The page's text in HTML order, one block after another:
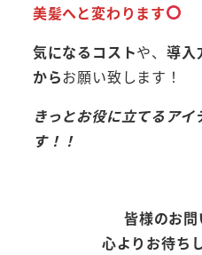
美髪へと変わります
気になるコストや、導入
からお願い致します！
きっとお役に立てるア
す！！
皆様のお
心よりお待ち